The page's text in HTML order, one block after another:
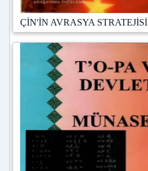
ÇİN'İN AVRASYA STRATEJİSİ